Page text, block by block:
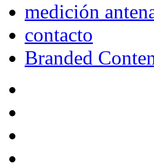
medición
contacto
Branded